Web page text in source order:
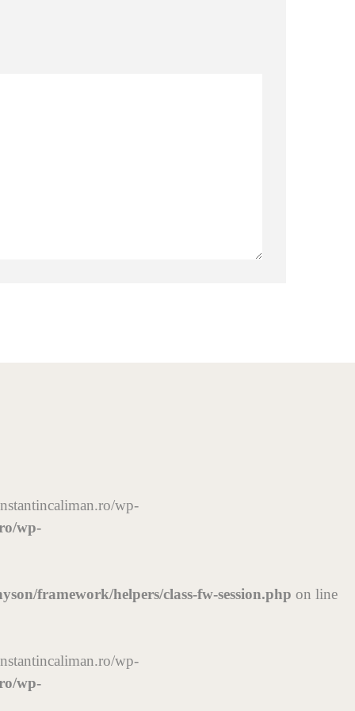
wp-
wp-
framework/helpers/class-fw-session.php on line
wp-
wp-